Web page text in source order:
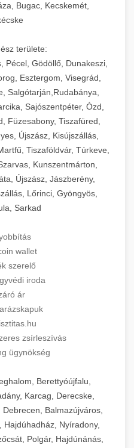
Bugac, Kecskemét,
területe:
Pécel, Gödöllő, Dunakeszi,
Esztergom, Visegrád,
Salgótarján,Rudabánya,
Sajószentpéter, Ózd,
Füzesabony, Tiszafüred,
Újszász, Kisújszállás,
Tiszaföldvár, Túrkeve,
Kunszentmárton,
Újszász, Jászberény,
Lőrinci, Gyöngyös,
Sarkad
wallet
szerelő
iroda
ár
zsírleszívás
ügynökség
Berettyóújfalu,
Karcag, Derecske,
Balmazújváros,
Nyíradony,
Polgár, Hajdúnánás,